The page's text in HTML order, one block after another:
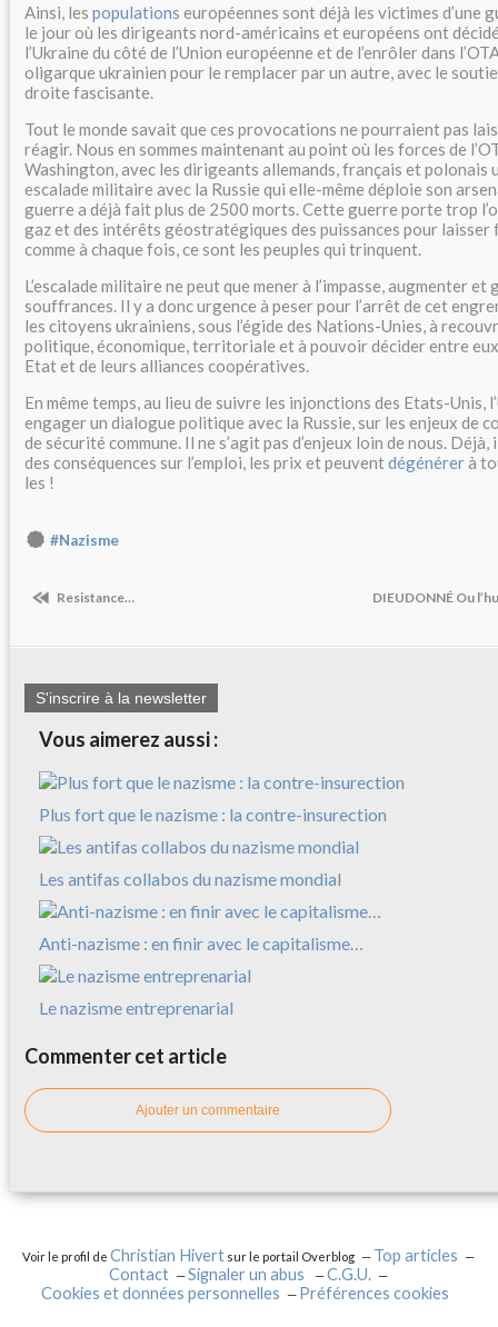
Ainsi, les populations européennes sont déjà les victimes d’une
le jour où les dirigeants nord-américains et européens ont
l’Ukraine du côté de l’Union européenne et de l’enrôler dans
oligarque ukrainien pour le remplacer par un autre, avec le
droite fascisante.
Tout le monde savait que ces provocations ne pourraient pas
réagir. Nous en sommes maintenant au point où les forces de
Washington, avec les dirigeants allemands, français et polonais
escalade militaire avec la Russie qui elle-même déploie son
guerre a déjà fait plus de 2500 morts. Cette guerre porte trop
gaz et des intérêts géostratégiques des puissances pour laisser
comme à chaque fois, ce sont les peuples qui trinquent.
L’escalade militaire ne peut que mener à l’impasse, augmenter et
souffrances. Il y a donc urgence à peser pour l’arrêt de cet
les citoyens ukrainiens, sous l’égide des Nations-Unies, à
politique, économique, territoriale et à pouvoir décider entre
Etat et de leurs alliances coopératives.
En même temps, au lieu de suivre les injonctions des Etats-Unis,
engager un dialogue politique avec la Russie, sur les enjeux de
de sécurité commune. Il ne s’agit pas d’enjeux loin de nous.
des conséquences sur l’emploi, les prix et peuventdégénérerà
les !
#Nazisme
Resistance… DIEUDONNÉ Ou
S'inscrire à la newsletter
Vous aimerez aussi :
Plus fort que le nazisme : la contre-insurection
Les antifas collabos du nazisme mondial
Anti-nazisme : en finir avec le capitalisme…
Le nazisme entreprenarial
Commenter cet article
Ajouter un commentaire
Voir le profil deChristian Hivert sur le portail Overblog
Top articles
Contact
Signaler un abus
C.G.U.
Cookies et données personnelles
Préférences cookies